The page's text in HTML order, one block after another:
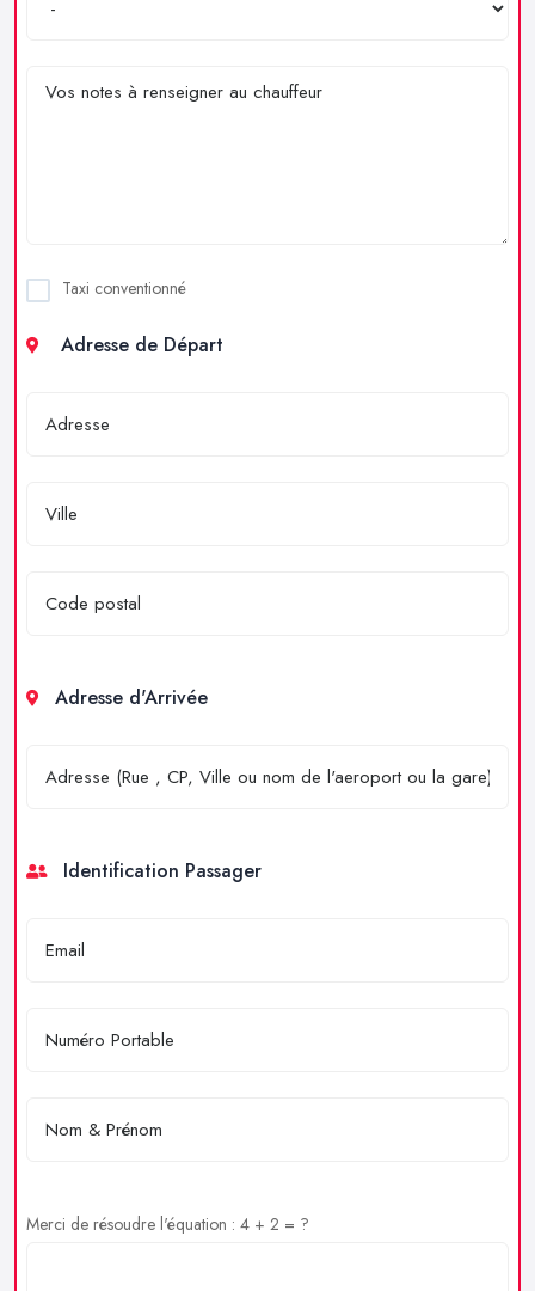
Taxi conventionné
Adresse de Départ
Adresse d'Arrivée
Identification Passager
Merci de résoudre l'équation : 4 + 2 = ?